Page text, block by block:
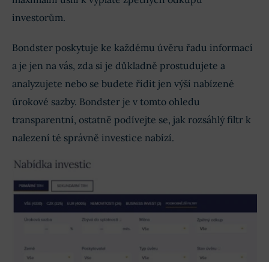
investorům.
Bondster poskytuje ke každému úvěru řadu informací
a je jen na vás, zda si je důkladně prostudujete a
analyzujete nebo se budete řídit jen výší nabízené
úrokové sazby. Bondster je v tomto ohledu
transparentní, ostatně podívejte se, jak rozsáhlý filtr k
nalezení té správně investice nabízí.